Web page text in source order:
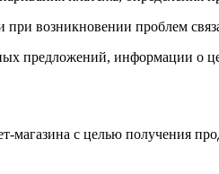
возникновении проблем
предложений, информации о
магазина с целью получения